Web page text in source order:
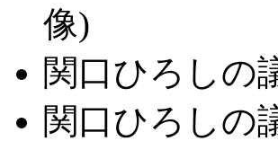
像)
関口ひろしの
関口ひろしの